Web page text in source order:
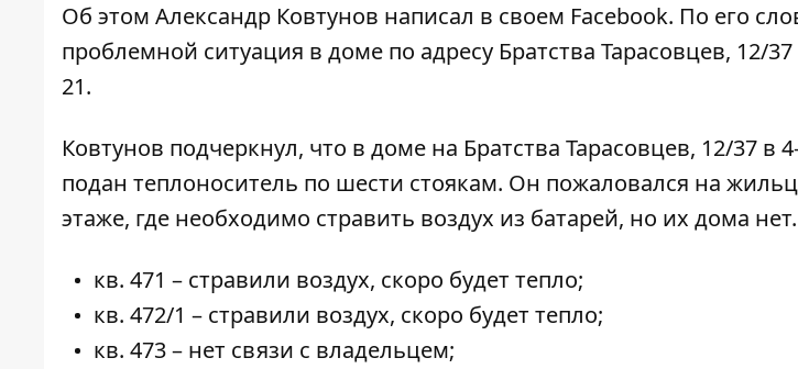
Об этом Александр Ковтунов написал в своем Facebook. По его
проблемной ситуация в доме по адресу Братства Тарасовцев, 12/
21.
Ковтунов подчеркнул, что в доме на Братства Тарасовцев, 12/37 в
подан теплоноситель по шести стоякам. Он пожаловался на
этаже, где необходимо стравить воздух из батарей, но их дома
кв. 471 – стравили воздух, скоро будет тепло;
кв. 472/1 – стравили воздух, скоро будет тепло;
кв. 473 – нет связи с владельцем;